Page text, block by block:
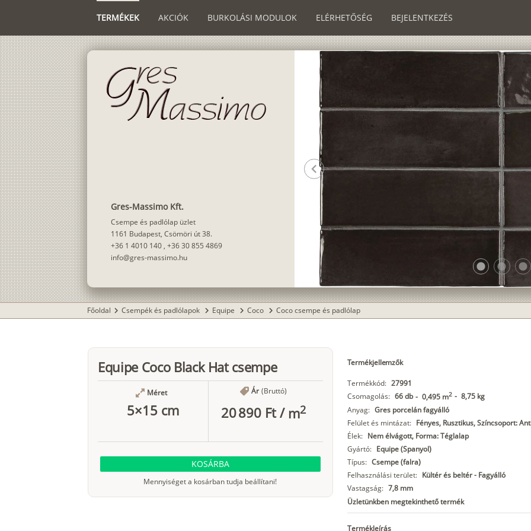
TERMÉKEK AKCIÓK BURKOLÁSI MODULOK ELÉRHETŐSÉG BEJELENTKEZÉS
Gres-Massimo Kft.
Csempe és padlólap üzlet
1161 Budapest, Csömöri út 38.
+36 1 4010 140 , +36 30 855 4869
info@gres-massimo.hu
lens
lens lens
chevron_left
Főoldal chevron_right Csempék és padlólapok chevron_right Equipe chevron_right Coco chevron_right Coco csempe és padlólap
Equipe Coco Black Hat csempe
Méret
5×15 cm
Ár (Bruttó)
20 890 Ft/ m2
KOSÁRBA
Mennyiséget a kosárban tudja beállítani!
Termékjellemzők
Termékkód: 27991
Csomagolás: 66 db - 0,495 m2 - 8,75 kg
Anyag: Gres porcelán fagyálló
Felület és mintázat: Fényes, Rusztikus, Színcsoport:
Élek: Nem élvágott, Forma: Téglalap
Gyártó: Equipe (Spanyol)
Típus: Csempe (falra)
Felhasználási terület: Kültér és beltér - Fagyálló
Vastagság: 7,8 mm
Üzletünkben megtekinthető termék
Termékleírás